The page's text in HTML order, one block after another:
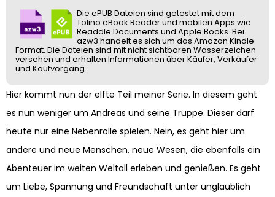
Hier kommt nun der elfte Teil meiner Serie. In diesem geht
es nun weniger um Andreas und seine Truppe. Dieser darf
heute nur eine Nebenrolle spielen. Nein, es geht hier um
andere und neue Menschen, neue Wesen, die ebenfalls ein
Abenteuer im weiten Weltall erleben und genießen. Es geht
um Liebe, Spannung und Freundschaft unter unglaublich
Die ePUB Dateien sind getestet mit dem
Tolino eBook Reader und mobilen Apps wie
Readdle Documents und Apple Books. Bei
azw3 handelt es sich um das Amazon Kindle
Format. Die Dateien sind mit nicht sichtbaren Wasserzeichen
versehen und erhalten Informationen über Käufer, Verkäufer
und Kaufvorgang.